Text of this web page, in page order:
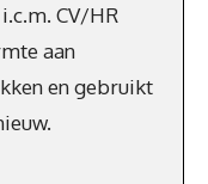
CV/HR
aan
en gebruikt